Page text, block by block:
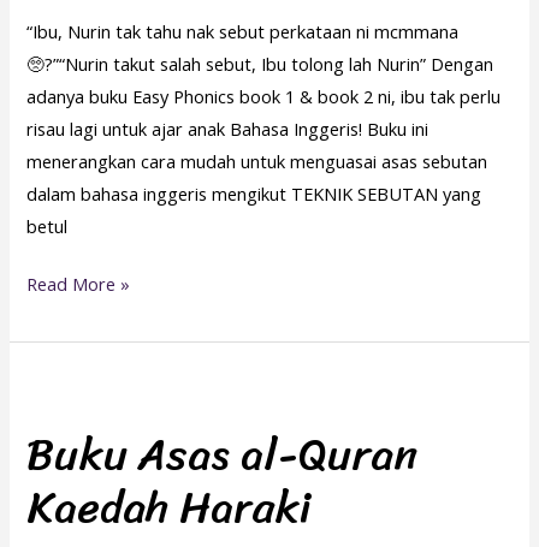
“Ibu, Nurin tak tahu nak sebut perkataan ni mcmmana
🥺?”“Nurin takut salah sebut, Ibu tolong lah Nurin” Dengan
adanya buku Easy Phonics book 1 & book 2 ni, ibu tak perlu
risau lagi untuk ajar anak Bahasa Inggeris! Buku ini
menerangkan cara mudah untuk menguasai asas sebutan
dalam bahasa inggeris mengikut TEKNIK SEBUTAN yang
betul
Read More »
Buku Asas al-Quran
Kaedah Haraki
al-
Kaedah